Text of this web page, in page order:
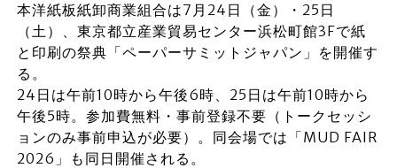
本洋紙板紙卸商業組合は7月24日（金）・25日
（土）、東京都立産業貿易センター浜松町館3Fで紙
と印刷の祭典「ペーパーサミットジャパン」を開催す
る。
24日は午前10時から午後6時、25日は午前10時から
午後5時。参加費無料・事前登録不要（トークセッシ
ョンのみ事前申込が必要）。同会場では「MUD FAIR
2026」も同日開催される。